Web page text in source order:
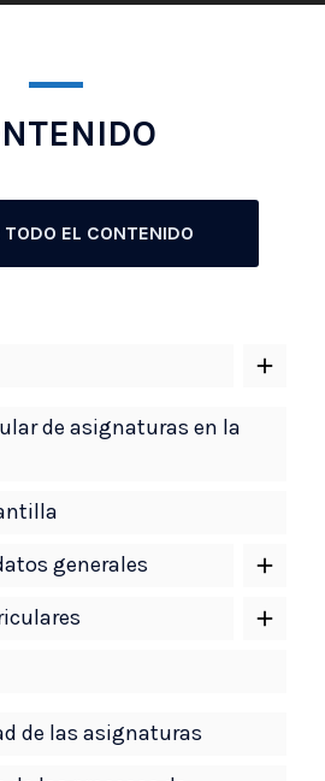
TODO EL CONTENIDO
de asignaturas en la
generales
de las asignaturas